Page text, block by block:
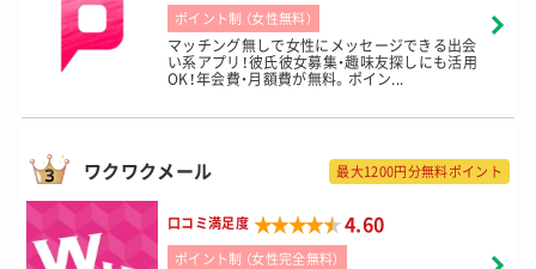
ポイント制 （女性無料）
マッチング無しで女性にメッセージできる出会
い系アプリ！彼氏彼女募集・趣味友探しにも活用
OK！年会費・月額費が無料。ポイン...
ワクワクメール 最大1200円分無料ポイント
口コミ満足度 ★★★★★
★★★★★4.60
ポイント制 （女性完全無料）